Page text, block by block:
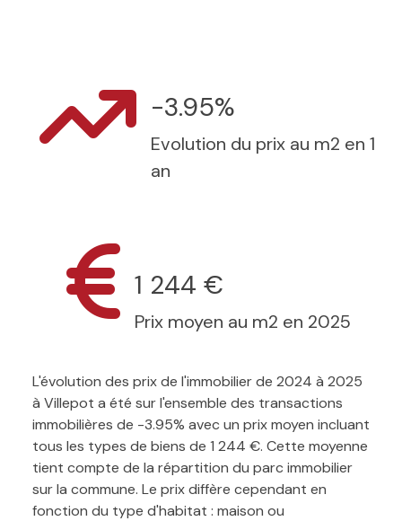
-3.95%
Evolution du prix au m2 en 1
an
1 244 €
Prix moyen au m2 en 2025
L'évolution des prix de l'immobilier de 2024 à 2025
à Villepot a été sur l'ensemble des transactions
immobilières de -3.95% avec un prix moyen incluant
tous les types de biens de 1 244 €. Cette moyenne
tient compte de la répartition du parc immobilier
sur la commune. Le prix diffère cependant en
fonction du type d'habitat : maison ou